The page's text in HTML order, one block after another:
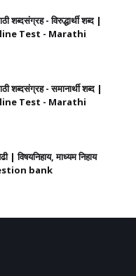
शब्दसंग्रह - विरुद्धार्थी शब्द |
Test - Marathi
शब्दसंग्रह - समानार्थी शब्द |
Test - Marathi
| विषयनिहाय, माध्यम निहाय
bank